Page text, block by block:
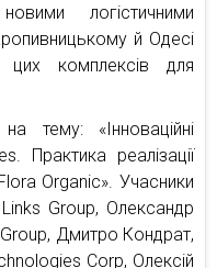
логістичними
й Одесі
комплексів для
тему: «Інноваційні
Практика реалізації
Organic». Учасники
Group, Олександр
Дмитро Кондрат,
Corp, Олексій